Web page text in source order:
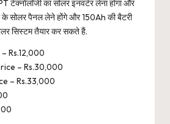
टेक्नोलॉजी का सोलर इनवर्टर लेना होगा और
सोलर पैनल लेने होंगे और 150Ah की बैटरी
सिस्टम तैयार कर सकते हैं.
Rs.12,000
– Rs.30,000
– Rs.33,000